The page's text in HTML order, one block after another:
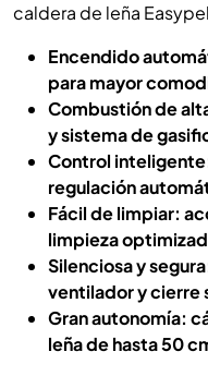
caldera de leña
Encendido
para mayor
Combustión de
y sistema de
Control
regulación
Fácil de limpiar:
limpieza
Silenciosa y
ventilador y cierre
Gran autonomía:
leña de hasta 50